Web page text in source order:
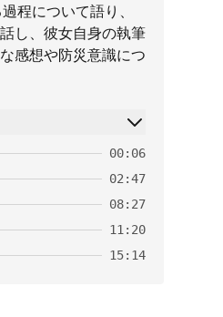
程について語り、
し、彼女自身の執筆
感想や防災意識につ
00:06
02:47
08:27
11:20
15:14